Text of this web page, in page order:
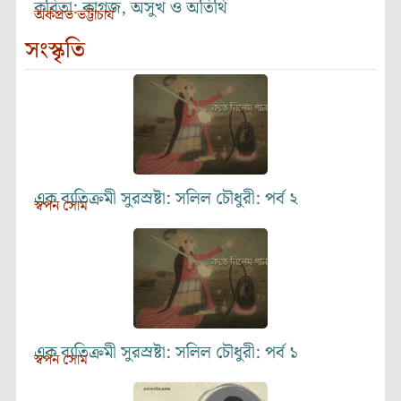
কবিতা: কাগজ, অসুখ ও অতিথি
অর্কপ্রভ ভট্টাচার্য
সংস্কৃতি
এক ব্যতিক্রমী সুরস্রষ্টা: সলিল চৌধুরী: পর্ব ২
স্বপন সোম
এক ব্যতিক্রমী সুরস্রষ্টা: সলিল চৌধুরী: পর্ব ১
স্বপন সোম